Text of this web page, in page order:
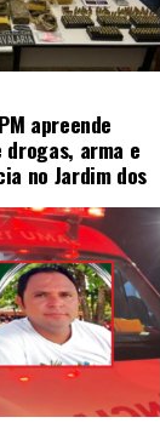
apreende
arma e
no Jardim dos